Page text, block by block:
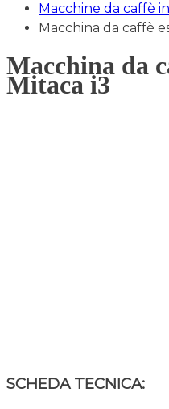
Macchine da caffè
Macchina da caffè
Macchina da
Mitaca i3
SCHEDA TECNICA: